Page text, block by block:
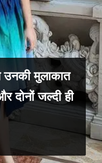
उनकी मुलाकात
दोनों जल्दी ही